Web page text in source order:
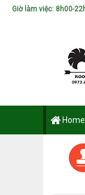
Giờ làm việc: 8h00-
Home